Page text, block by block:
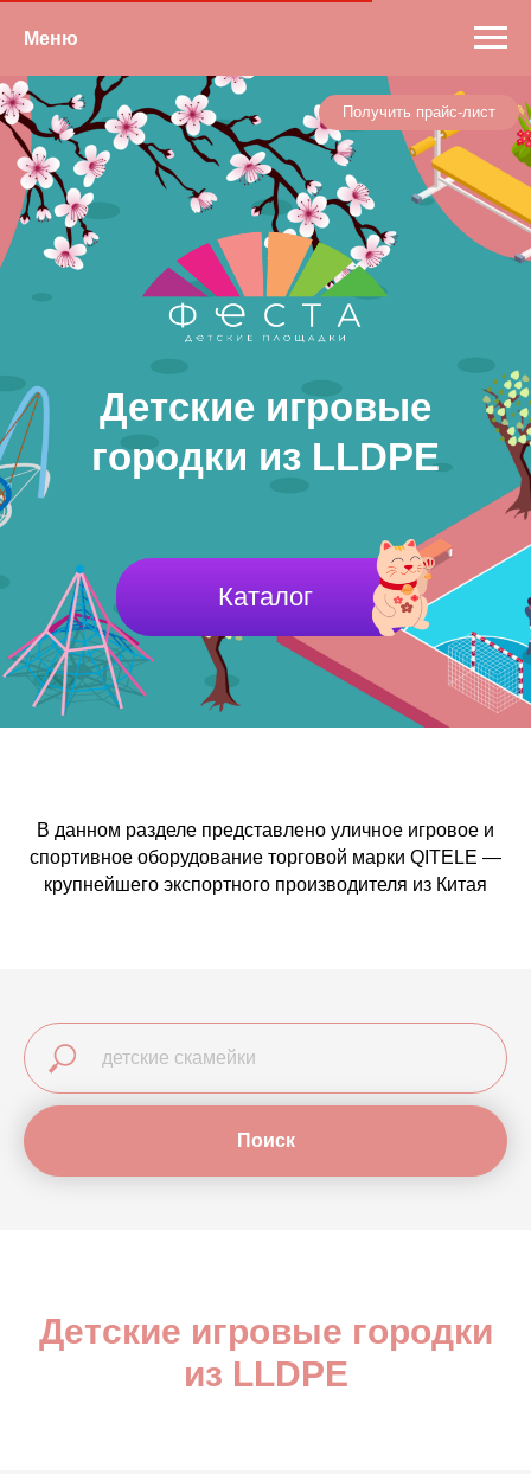
Меню
Получить прайс-лист
Детские игровые
городки из LLDPE
Каталог
В данном разделе представлено уличное игровое и
спортивное оборудование торговой марки QITELE —
крупнейшего экспортного производителя из Китая
Поиск
Детские игровые городки
из LLDPE